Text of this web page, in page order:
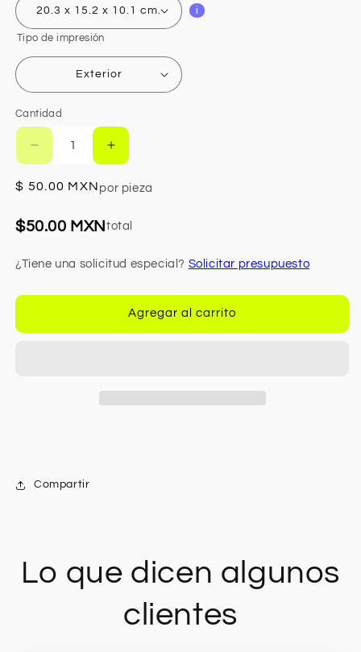
20.3 x 15.2 x 10.1 cm. i
Tipo de impresión
Exterior
Cantidad
Reducir
cantidad
para
de
envío
Aumentar
cantidad
para
de
Precio
$ 50.00 MXN por pieza
$50.00 MXNtotal
¿Tiene una solicitud especial? Solicitar presupuesto
Agregar al carrito
Compartir
Lo que dicen algunos
clientes